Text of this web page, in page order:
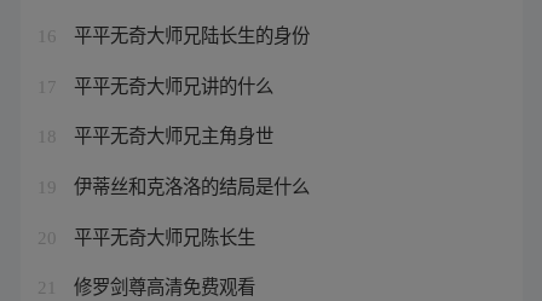
16 平平无奇大师兄陆长生的身份
17 平平无奇大师兄讲的什么
18 平平无奇大师兄主角身世
19 伊蒂丝和克洛洛的结局是什么
20 平平无奇大师兄陈长生
21 修罗剑尊高清免费观看